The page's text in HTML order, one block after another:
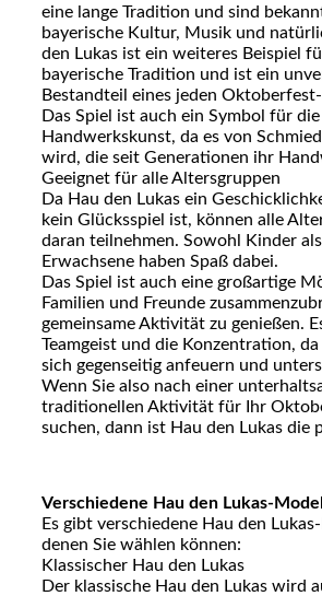
eine lange Tradition und sind
bayerische Kultur, Musik und
den Lukas ist ein weiteres Beispiel
bayerische Tradition und ist ein
Bestandteil eines jeden
Das Spiel ist auch ein Symbol für
Handwerkskunst, da es von
wird, die seit Generationen ihr
Geeignet für alle Altersgruppen
Da Hau den Lukas ein
kein Glücksspiel ist, können alle
daran teilnehmen. Sowohl Kinder
Erwachsene haben Spaß dabei.
Das Spiel ist auch eine großartige
Familien und Freunde
gemeinsame Aktivität zu genießen.
Teamgeist und die Konzentration,
sich gegenseitig anfeuern und
Wenn Sie also nach einer
traditionellen Aktivität für Ihr
suchen, dann ist Hau den Lukas die
Verschiedene Hau den Lukas-
Es gibt verschiedene Hau den
denen Sie wählen können:
Klassischer Hau den Lukas
Der klassische Hau den Lukas wird